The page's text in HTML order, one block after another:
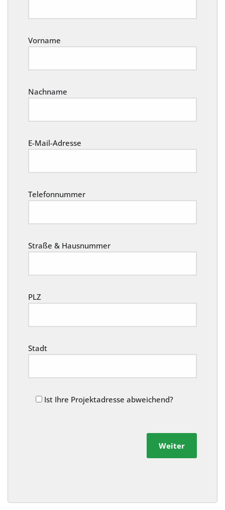
Vorname
Nachname
E-Mail-Adresse
Telefonnummer
Straße & Hausnummer
PLZ
Stadt
Ist Ihre Projektadresse abweichend?
Weiter
Alternative: